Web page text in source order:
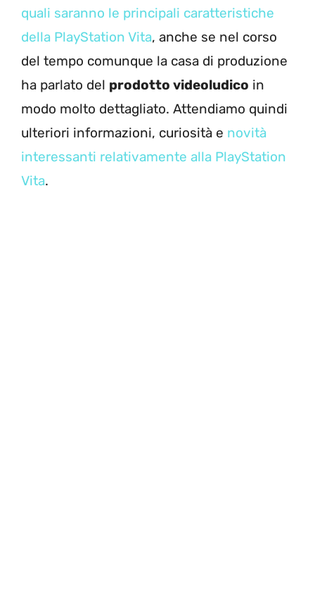
quali saranno le principali caratteristiche
della PlayStation Vita, anche se nel corso
del tempo comunque la casa di produzione
ha parlato del prodotto videoludico in
modo molto dettagliato. Attendiamo quindi
ulteriori informazioni, curiosità e novità
interessanti relativamente alla PlayStation
Vita.